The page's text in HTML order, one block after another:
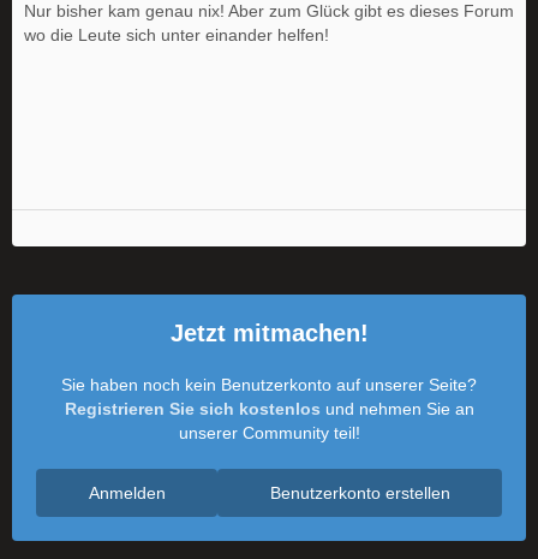
Nur bisher kam genau nix! Aber zum Glück gibt es dieses Forum
wo die Leute sich unter einander helfen!
Jetzt mitmachen!
Sie haben noch kein Benutzerkonto auf unserer Seite?
Registrieren Sie sich kostenlos und nehmen Sie an
unserer Community teil!
Benutzerkonto erstellen
Anmelden